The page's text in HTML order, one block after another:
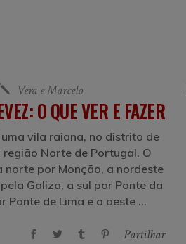
Vera e Marcelo
O QUE VER E FAZER
vila raiana, no distrito de
Norte de Portugal. O
norte por Monção, a nordeste
Galiza, a sul por Ponte da
Ponte de Lima e a oeste
Partilhar